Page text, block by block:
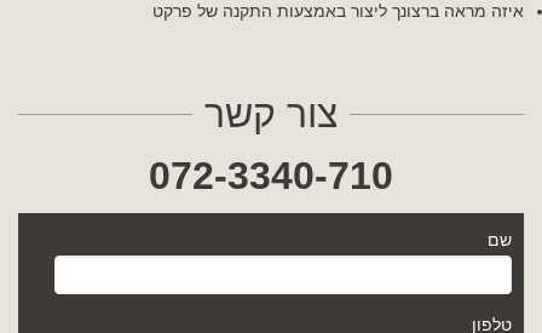
איזה מראה ברצונך ליצור באמצעות התקנה של פרקט
צור קשר
072-3340-710
שם
טלפון